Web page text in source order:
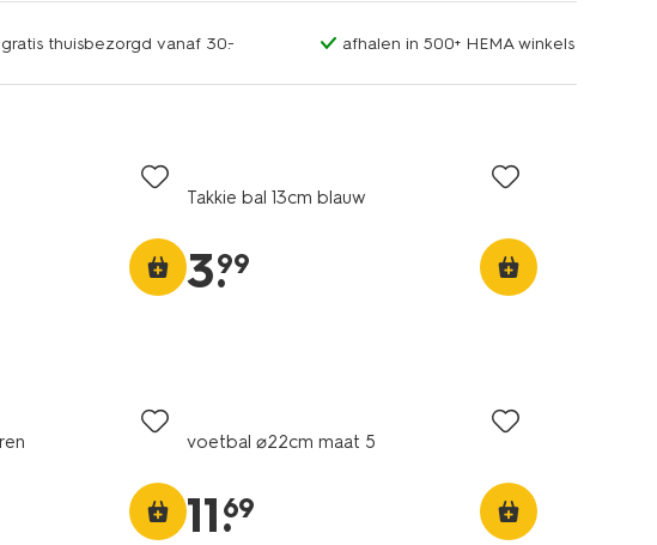
gratis thuisbezorgd vanaf 30.- afhalen in 500+ HEMA winkels
Takkie bal 13cm blauw
3.
99
voetbal ⌀22cm maat 5
11.
69